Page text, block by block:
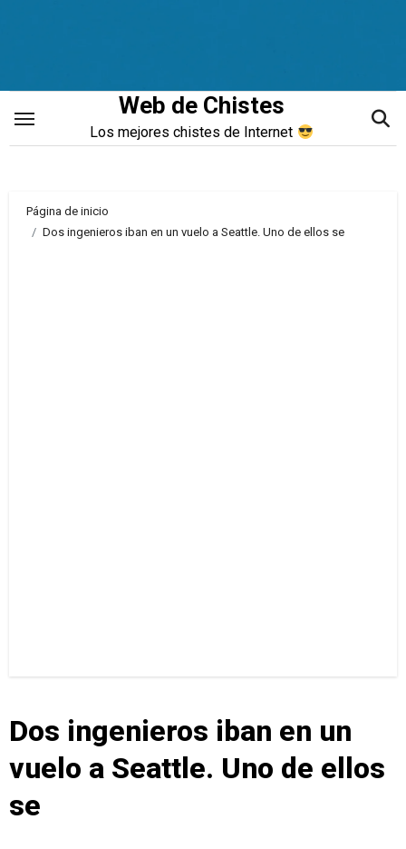
Web de Chistes
Los mejores chistes de Internet
Página de inicio
Dos ingenieros iban en un vuelo a Seattle. Uno de ellos se
Dos ingenieros iban en un
vuelo a Seattle. Uno de ellos
se